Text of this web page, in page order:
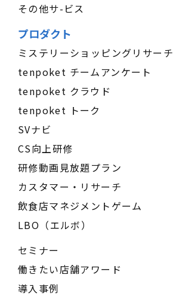
その他サ-ビス
プロダクト
ミステリーショッピングリサーチ
tenpoket チームアンケート
tenpoket クラウド
tenpoket トーク
SVナビ
CS向上研修
研修動画見放題プラン
カスタマー・リサーチ
飲食店マネジメントゲーム
LBO（エルボ）
セミナー
働きたい店舗アワード
導入事例